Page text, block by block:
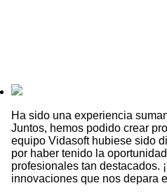
Ha sido una experiencia
Juntos, hemos podido crear
equipo Vidasoft hubiese sido
por haber tenido la
profesionales tan destacados.
innovaciones que nos depara